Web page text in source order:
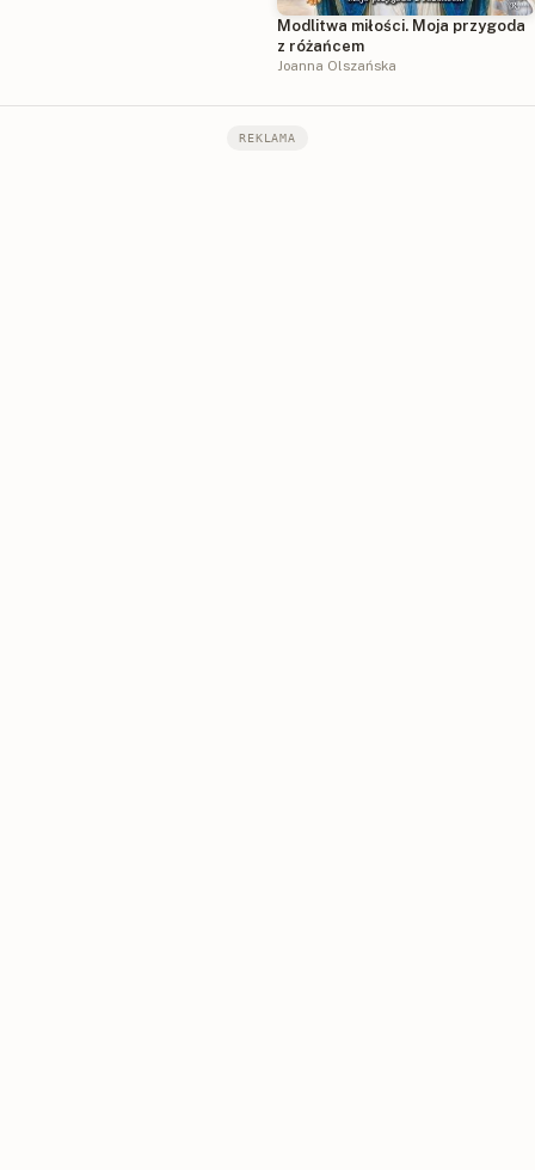
Modlitwa miłości. Moja przygoda
z różańcem
Joanna Olszańska
REKLAMA